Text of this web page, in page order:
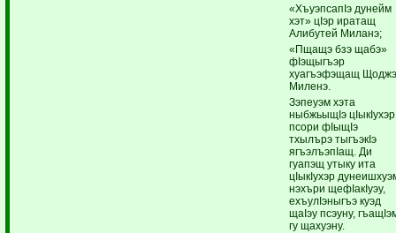
«ХъуэпсапIэ дунейм
хэт» цIэр иратащ
Алибутей Миланэ;
«Пщащэ бзэ щабэ»
фIэщыгъэр
хуагъэфэщащ
Миленэ.
Зэпеуэм хэта
ныбжьыщIэ цIыкIухэр
псори фIыщIэ
тхылърэ тыгъэкIэ
ягъэлъэпIащ. Ди
гуапэщ утыку ита
цIыкIухэр
нэхъри щефIакIуэу,
ехъулIэныгъэ куэд
щаIэу псэуну,
гу щахуэну.